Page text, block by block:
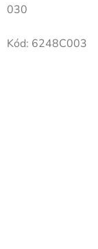
030
Kód: 6248C003